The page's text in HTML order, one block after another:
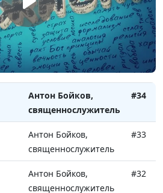
Антон Бойков,
священнослужитель
#36
Антон Бойков,
священнослужитель
#35
Антон Бойков,
священнослужитель
#34
Антон Бойков,
священнослужитель
#33
Антон Бойков,
священнослужитель
#32